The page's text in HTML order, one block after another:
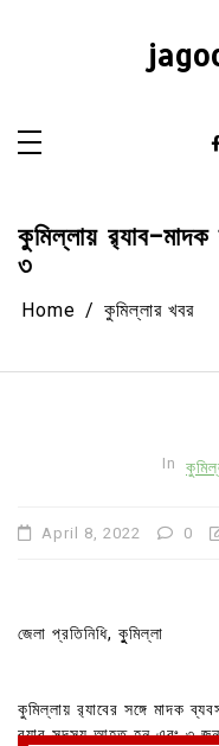
কুমিল্লায় র‍্যাব-মাদক
৩
Home কুমিল্লার খবর
In
April 8, 2022 0
জেলা প্রতিনিধি, কুুমিল্লা
কুমিল্লায় র‍্যাবের সঙ্গে মাদক
র‍্যাব সদস্য আহত হন এবং ৩ জন